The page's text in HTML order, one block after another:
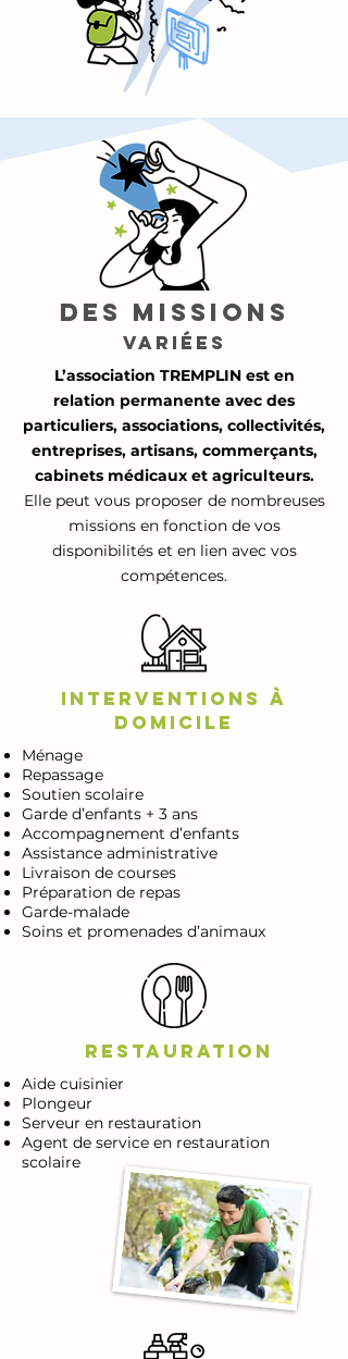
des missions
variées
L’association TREMPLIN est en
relation permanente avec des
particuliers, associations, collectivités,
entreprises, artisans, commerçants,
cabinets médicaux et agriculteurs.
Elle peut vous proposer de nombreuses
missions en fonction de vos
disponibilités et en lien avec vos
compétences.
Interventions à
domicile
Ménage
Repassage
Soutien scolaire
Garde d’enfants + 3 ans
Accompagnement d’enfants
Assistance administrative
Livraison de courses
Préparation de repas
Garde-malade
Soins et promenades d’animaux
Restauration
Aide cuisinier
Plongeur
Serveur en restauration
Agent de service en restauration
scolaire